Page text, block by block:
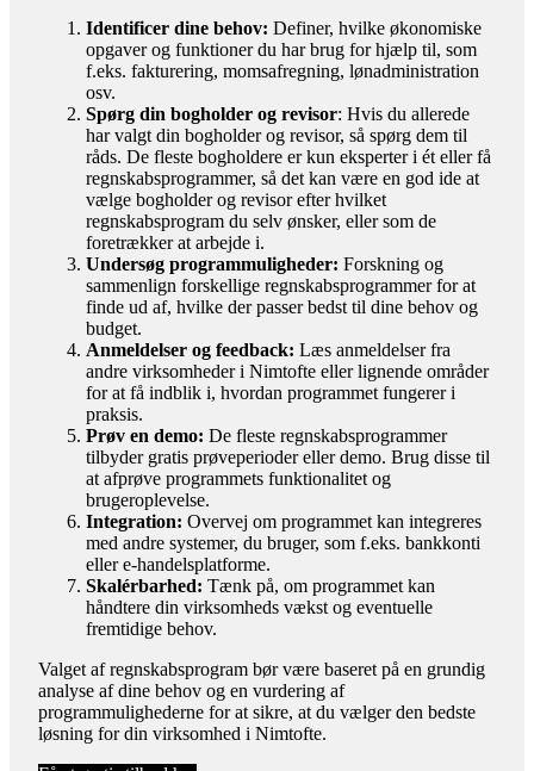
Identificer dine behov: Definer, hvilke økonomiske
opgaver og funktioner du har brug for hjælp til, som
f.eks. fakturering, momsafregning, lønadministration
osv.
Spørg din bogholder og revisor: Hvis du allerede
har valgt din bogholder og revisor, så spørg dem til
råds. De fleste bogholdere er kun eksperter i ét eller få
regnskabsprogrammer, så det kan være en god ide at
vælge bogholder og revisor efter hvilket
regnskabsprogram du selv ønsker, eller som de
foretrækker at arbejde i.
Undersøg programmuligheder: Forskning og
sammenlign forskellige regnskabsprogrammer for at
finde ud af, hvilke der passer bedst til dine behov og
budget.
Anmeldelser og feedback: Læs anmeldelser fra
andre virksomheder i Nimtofte eller lignende områder
for at få indblik i, hvordan programmet fungerer i
praksis.
Prøv en demo: De fleste regnskabsprogrammer
tilbyder gratis prøveperioder eller demo. Brug disse til
at afprøve programmets funktionalitet og
brugeroplevelse.
Integration: Overvej om programmet kan integreres
med andre systemer, du bruger, som f.eks. bankkonti
eller e-handelsplatforme.
Skalérbarhed: Tænk på, om programmet kan
håndtere din virksomheds vækst og eventuelle
fremtidige behov.
Valget af regnskabsprogram bør være baseret på en grundig
analyse af dine behov og en vurdering af
programmulighederne for at sikre, at du vælger den bedste
løsning for din virksomhed i Nimtofte.